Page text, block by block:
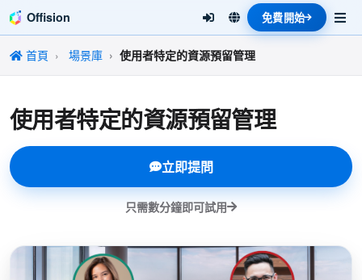
Offision 免費開始
首頁 場景庫 使用者特定的資源預留管理
使用者特定的資源預留管理
立即提問
只需數分鐘即可試用